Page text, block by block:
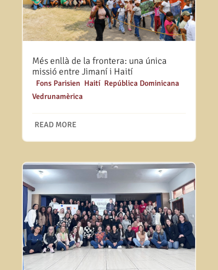
Més enllà de la frontera: una única
missió entre Jimaní i Haití
Fons Parisien Haití, República Dominicana,
Vedrunamèrica
READ MORE